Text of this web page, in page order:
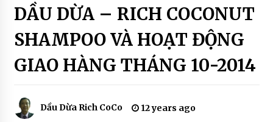
DẦU DỪA NGUYÊN CHẤT – RICH COCO
7 years ago
XÀ PHÒNG SINH DƯỢC THIÊN NHIÊN – RICH
COCO SOAP
7 years ago
RICH SKIN
Dầu
gội
đầu
dưỡng
tóc
dầu
dừa
ĐỘNG
GIAO
HÀNG
DẦU DỪA – RICH COCONUT
SHAMPOO VÀ HOẠT ĐỘNG
GIAO HÀNG THÁNG 10-2014
Dầu Dừa Rich CoCo 12 years ago